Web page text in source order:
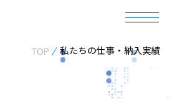
TOP 私たちの仕事・納入実績